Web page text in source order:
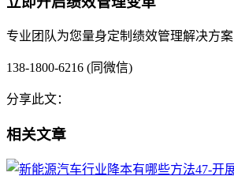
专业团队为您量身定制绩效管理解决方案
138-1800-6216 (同微信)
分享此文：
相关文章